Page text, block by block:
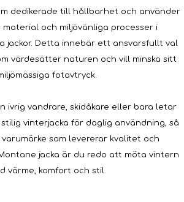
dedikerade till hållbarhet och använder
och miljövänliga processer i
jackor. Detta innebär ett ansvarsfullt val
värdesätter naturen och vill minska sitt
fotavtryck.
ivrig vandrare, skidåkare eller bara letar
vinterjacka för daglig användning, så
som levererar kvalitet och
jacka är du redo att möta vintern
värme, komfort och stil.